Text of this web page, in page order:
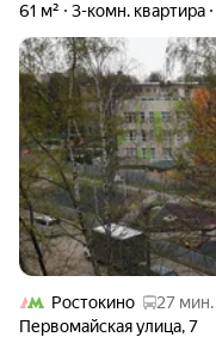
61 м² 3-комн. квартира
Ростокино
27 мин.
Первомайская улица,7